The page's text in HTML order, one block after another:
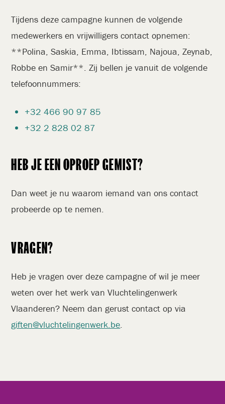
Tijdens deze campagne kunnen de volgende
medewerkers en vrijwilligers contact opnemen:
**Polina, Saskia, Emma, Ibtissam, Najoua, Zeynab,
Robbe en Samir**. Zij bellen je vanuit de volgende
telefoonnummers:
+32 466 90 97 85
+32 2 828 02 87
HEB JE EEN OPROEP GEMIST?
Dan weet je nu waarom iemand van ons contact
probeerde op te nemen.
VRAGEN?
Heb je vragen over deze campagne of wil je meer
weten over het werk van Vluchtelingenwerk
Vlaanderen? Neem dan gerust contact op via
giften@vluchtelingenwerk.be.